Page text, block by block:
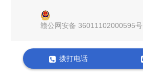
赣公网安备 36011102000595号
拨打电话